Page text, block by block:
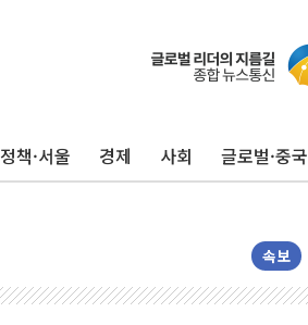
정책·서울 경제 사회 글로벌·중국
속보